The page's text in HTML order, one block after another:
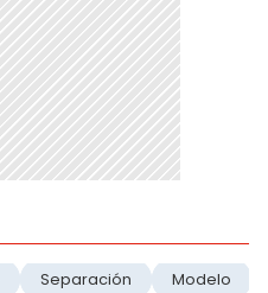
Separación Modelo